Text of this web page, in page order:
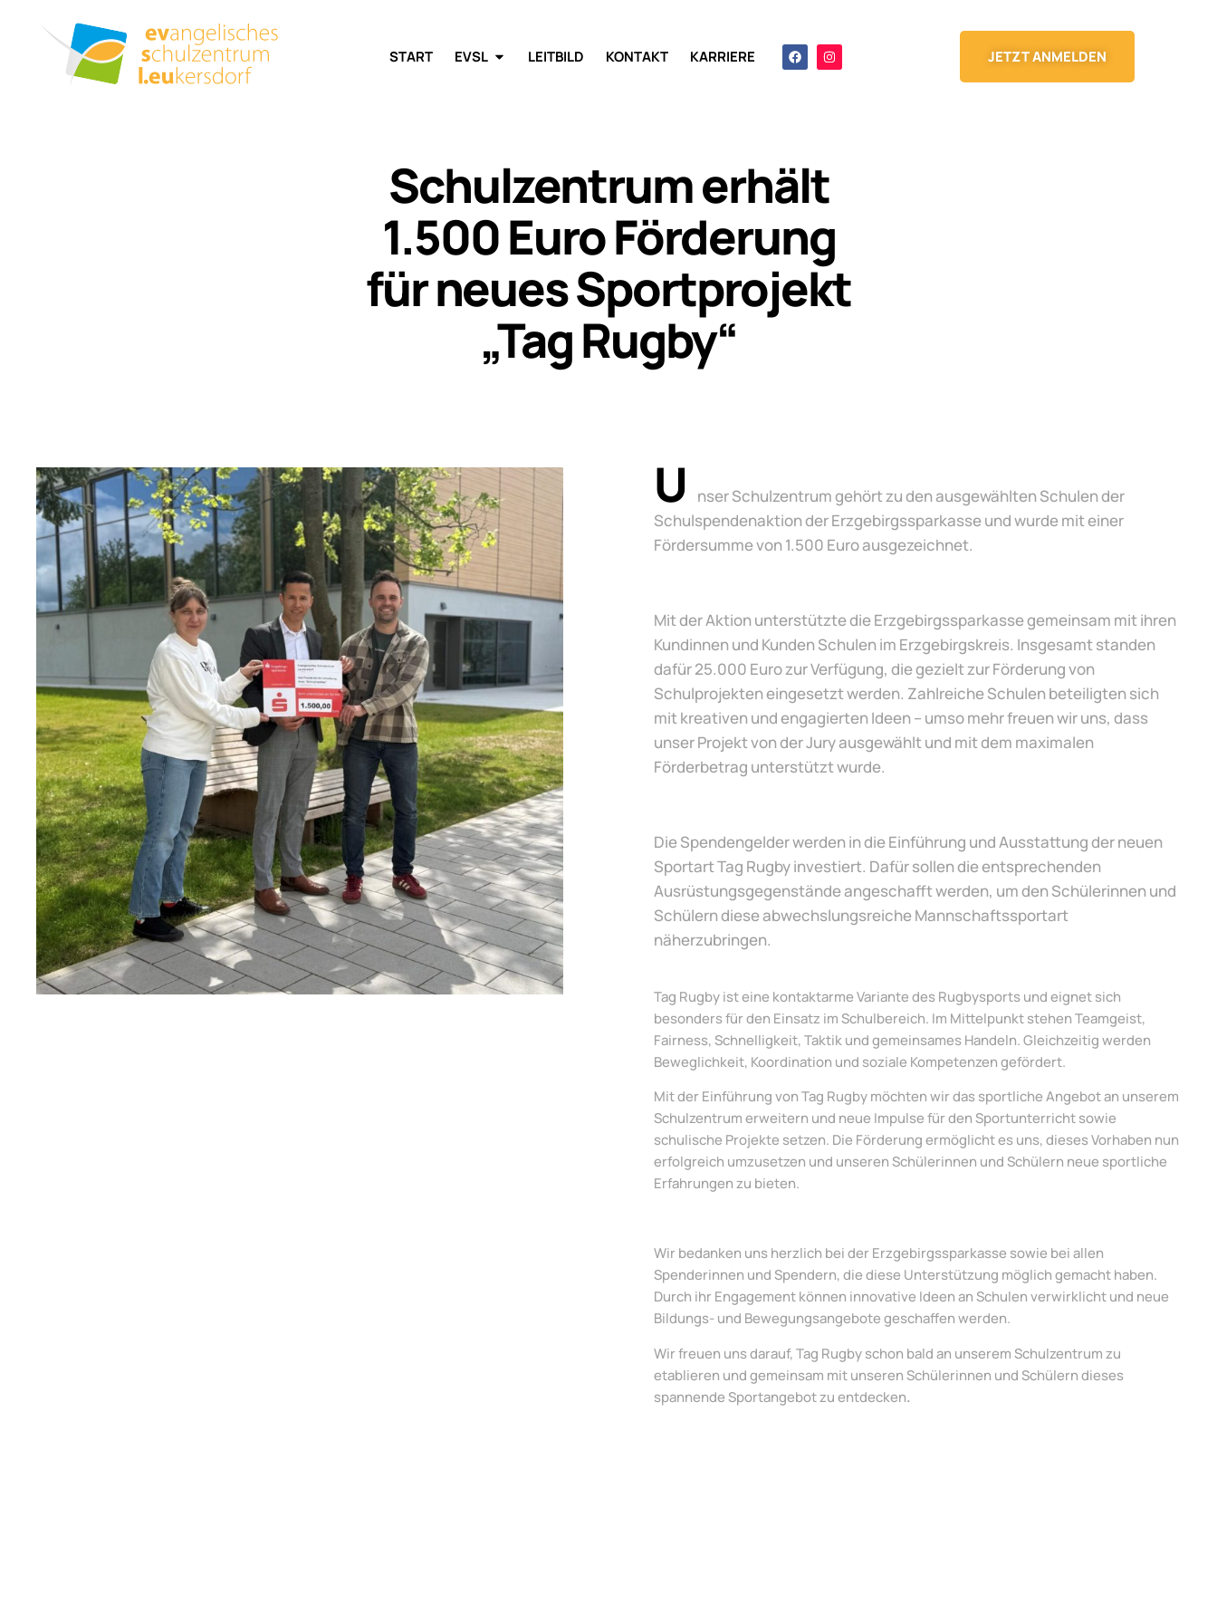
START EVSL LEITBILD KONTAKT KARRIERE JETZT ANMELDEN
Schulzentrum erhält
1.500 Euro Förderung
für neues Sportprojekt
„Tag Rugby“
U
nser Schulzentrum gehört zu den ausgewählten Schulen der
Schulspendenaktion der Erzgebirgssparkasse und wurde mit einer
Fördersumme von 1.500 Euro ausgezeichnet.
Mit der Aktion unterstützte die Erzgebirgssparkasse gemeinsam mit ihren
Kundinnen und Kunden Schulen im Erzgebirgskreis. Insgesamt standen
dafür 25.000 Euro zur Verfügung, die gezielt zur Förderung von
Schulprojekten eingesetzt werden. Zahlreiche Schulen beteiligten sich
mit kreativen und engagierten Ideen – umso mehr freuen wir uns, dass
unser Projekt von der Jury ausgewählt und mit dem maximalen
Förderbetrag unterstützt wurde.
Die Spendengelder werden in die Einführung und Ausstattung der neuen
Sportart Tag Rugby investiert. Dafür sollen die entsprechenden
Ausrüstungsgegenstände angeschafft werden, um den Schülerinnen und
Schülern diese abwechslungsreiche Mannschaftssportart
näherzubringen.
Tag Rugby ist eine kontaktarme Variante des Rugbysports und eignet sich
besonders für den Einsatz im Schulbereich. Im Mittelpunkt stehen Teamgeist,
Fairness, Schnelligkeit, Taktik und gemeinsames Handeln. Gleichzeitig werden
Beweglichkeit, Koordination und soziale Kompetenzen gefördert.
Mit der Einführung von Tag Rugby möchten wir das sportliche Angebot an unserem
Schulzentrum erweitern und neue Impulse für den Sportunterricht sowie
schulische Projekte setzen. Die Förderung ermöglicht es uns, dieses Vorhaben nun
erfolgreich umzusetzen und unseren Schülerinnen und Schülern neue sportliche
Erfahrungen zu bieten.
Wir bedanken uns herzlich bei der Erzgebirgssparkasse sowie bei allen
Spenderinnen und Spendern, die diese Unterstützung möglich gemacht haben.
Durch ihr Engagement können innovative Ideen an Schulen verwirklicht und neue
Bildungs- und Bewegungsangebote geschaffen werden.
Wir freuen uns darauf, Tag Rugby schon bald an unserem Schulzentrum zu
etablieren und gemeinsam mit unseren Schülerinnen und Schülern dieses
spannende Sportangebot zu entdecken.